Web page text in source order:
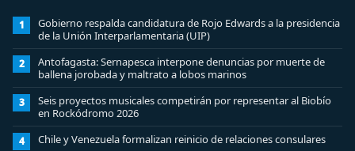
1
Gobierno respalda candidatura de Rojo Edwards a la presidencia
de la Unión Interparlamentaria (UIP)
2
Antofagasta: Sernapesca interpone denuncias por muerte de
ballena jorobada y maltrato a lobos marinos
3
Seis proyectos musicales competirán por representar al Biobío
en Rockódromo 2026
4 Chile y Venezuela formalizan reinicio de relaciones consulares